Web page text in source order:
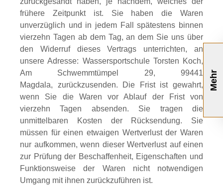
frühere Zeitpunkt ist. Sie haben die Waren
unverzüglich und in jedem Fall spätestens binnen
vierzehn Tagen ab dem Tag, an dem Sie uns über
den Widerruf dieses Vertrags unterrichten, an
unsere Adresse: Wassersportschule Torsten Koch,
Am Schwemmtümpel 29, 99441
Magdala, zurückzusenden. Die Frist ist gewahrt,
wenn Sie die Waren vor Ablauf der Frist von
vierzehn Tagen absenden. Sie tragen die
unmittelbaren Kosten der Rücksendung. Sie
müssen für einen etwaigen Wertverlust der Waren
nur aufkommen, wenn dieser Wertverlust auf einen
zur Prüfung der Beschaffenheit, Eigenschaften und
Funktionsweise der Waren nicht notwendigen
Umgang mit ihnen zurückzuführen ist.
Mehr